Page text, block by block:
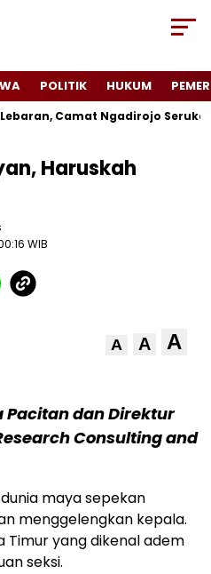
POLITIK HUKUM
Camat Ngadirojo
Haruskah
WIB
A A A
Pacitan dan Direktur
Consulting and
maya sepekan
menggelengkan kepala.
Timur yang dikenal adem
seksi.